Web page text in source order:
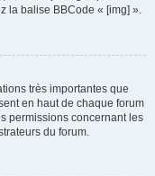
la balise BBCode « [img] ».
très importantes que
en haut de chaque forum
permissions concernant les
du forum.